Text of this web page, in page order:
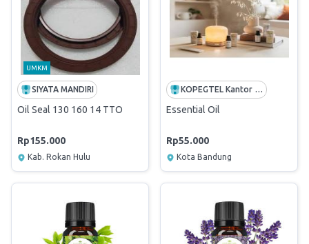
UMKM
SIYATA MANDIRI
Oil Seal 130 160 14 TTO
Rp155.000
Kab. Rokan Hulu
KOPEGTEL Kantor Perusahaan
Essential Oil
Rp55.000
Kota Bandung